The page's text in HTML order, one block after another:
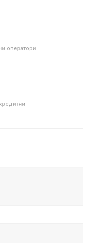
оператори